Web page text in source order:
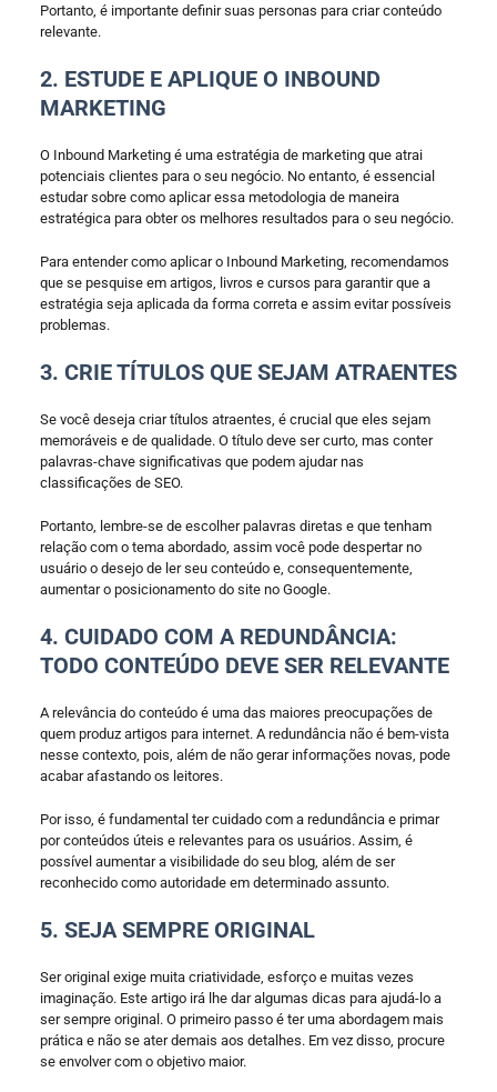
Portanto, é importante definir suas personas para criar conteúdo
relevante.
2. ESTUDE E APLIQUE O INBOUND
MARKETING
O Inbound Marketing é uma estratégia de marketing que atrai
potenciais clientes para o seu negócio. No entanto, é essencial
estudar sobre como aplicar essa metodologia de maneira
estratégica para obter os melhores resultados para o seu negócio.
Para entender como aplicar o Inbound Marketing, recomendamos
que se pesquise em artigos, livros e cursos para garantir que a
estratégia seja aplicada da forma correta e assim evitar possíveis
problemas.
3. CRIE TÍTULOS QUE SEJAM ATRAENTES
Se você deseja criar títulos atraentes, é crucial que eles sejam
memoráveis e de qualidade. O título deve ser curto, mas conter
palavras-chave significativas que podem ajudar nas
classificações de SEO.
Portanto, lembre-se de escolher palavras diretas e que tenham
relação com o tema abordado, assim você pode despertar no
usuário o desejo de ler seu conteúdo e, consequentemente,
aumentar o posicionamento do site no Google.
4. CUIDADO COM A REDUNDÂNCIA:
TODO CONTEÚDO DEVE SER RELEVANTE
A relevância do conteúdo é uma das maiores preocupações de
quem produz artigos para internet. A redundância não é bem-vista
nesse contexto, pois, além de não gerar informações novas, pode
acabar afastando os leitores.
Por isso, é fundamental ter cuidado com a redundância e primar
por conteúdos úteis e relevantes para os usuários. Assim, é
possível aumentar a visibilidade do seu blog, além de ser
reconhecido como autoridade em determinado assunto.
5. SEJA SEMPRE ORIGINAL
Ser original exige muita criatividade, esforço e muitas vezes
imaginação. Este artigo irá lhe dar algumas dicas para ajudá-lo a
ser sempre original. O primeiro passo é ter uma abordagem mais
prática e não se ater demais aos detalhes. Em vez disso, procure
se envolver com o objetivo maior.